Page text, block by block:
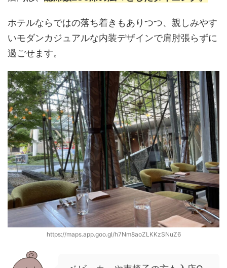
ホテルならではの落ち着きもありつつ、親しみやす
いモダンカジュアルな内装デザインで肩肘張らずに
過ごせます。
https://maps.app.goo.gl/h7Nm8aoZLKKzSNuZ6